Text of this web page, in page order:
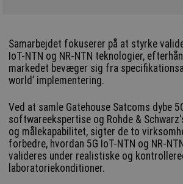
Samarbejdet fokuserer på at styrke
IoT-NTN og NR-NTN teknologier,
markedet bevæger sig fra
world’ implementering.
Ved at samle Gatehouse Satcoms dybe
softwareekspertise og Rohde &
og målekapabilitet, sigter de to
forbedre, hvordan 5G IoT-NTN og NR-
valideres under realistiske og
laboratoriekonditioner.